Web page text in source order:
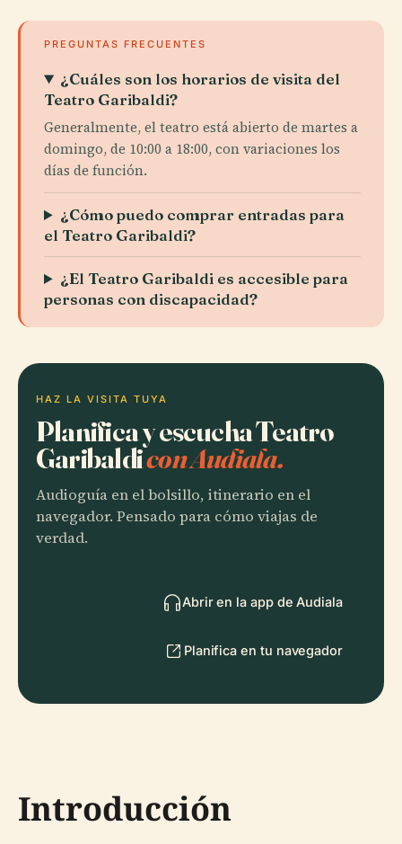
PREGUNTAS FRECUENTES
¿Cuáles son los horarios de visita del
Teatro Garibaldi?
Generalmente, el teatro está abierto de martes a
domingo, de 10:00 a 18:00, con variaciones los
días de función.
¿Cómo puedo comprar entradas para
el Teatro Garibaldi?
¿El Teatro Garibaldi es accesible para
personas con discapacidad?
HAZ LA VISITA TUYA
Planifica y escucha Teatro
Garibaldicon Audiala.
Audioguía en el bolsillo, itinerario en el
navegador. Pensado para cómo viajas de
verdad.
Abrir en la app de Audiala
Planifica en tu navegador
Introducción